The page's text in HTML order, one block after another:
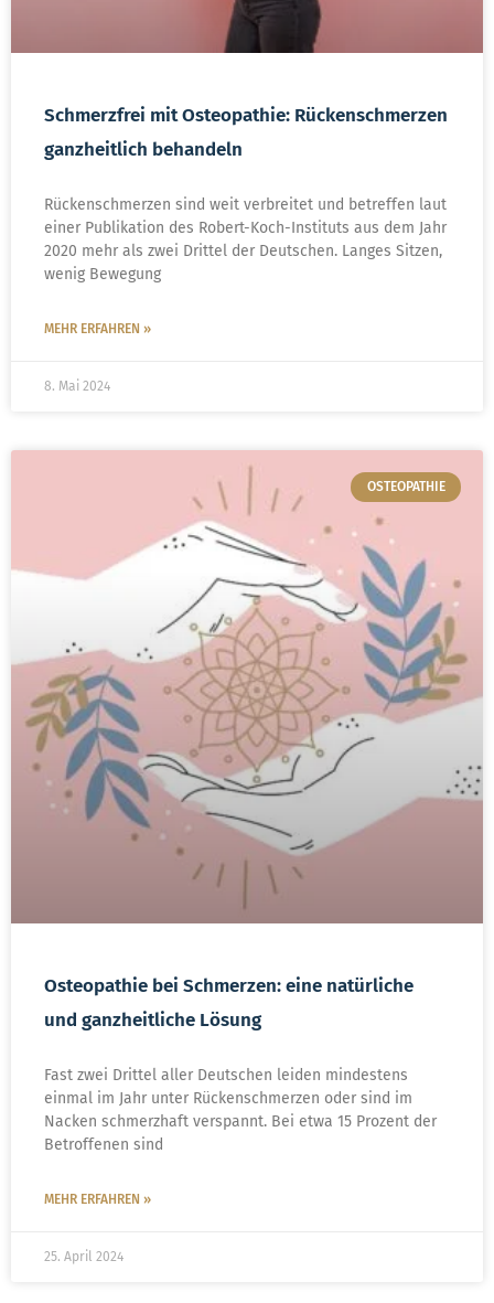
Schmerzfrei mit Osteopathie: Rückenschmerzen
ganzheitlich behandeln
Rückenschmerzen sind weit verbreitet und betreffen laut
einer Publikation des Robert-Koch-Instituts aus dem Jahr
2020 mehr als zwei Drittel der Deutschen. Langes Sitzen,
wenig Bewegung
MEHR ERFAHREN »
8. Mai 2024
OSTEOPATHIE
Osteopathie bei Schmerzen: eine natürliche
und ganzheitliche Lösung
Fast zwei Drittel aller Deutschen leiden mindestens
einmal im Jahr unter Rückenschmerzen oder sind im
Nacken schmerzhaft verspannt. Bei etwa 15 Prozent der
Betroffenen sind
MEHR ERFAHREN »
25. April 2024